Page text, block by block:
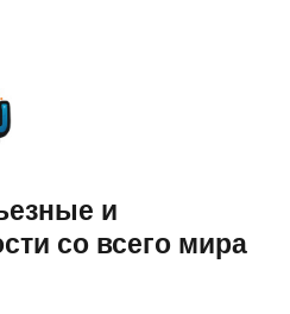
и
со всего мира